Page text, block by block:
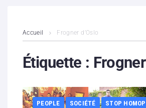
Contenus litigieux
Boutique
Accueil Frogner d’Oslo
Étiquette :
PEOPLE SOCIÉTÉ
STOP